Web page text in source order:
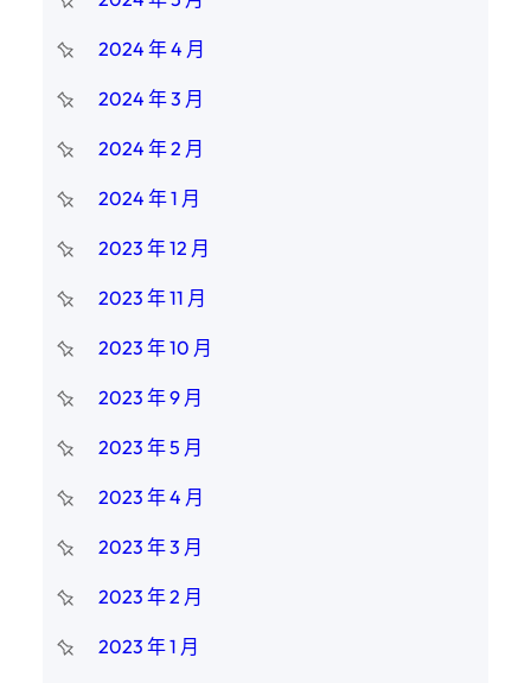
2024 年 4 月
2024 年 3 月
2024 年 2 月
2024 年 1 月
2023 年 12 月
2023 年 11 月
2023 年 10 月
2023 年 9 月
2023 年 5 月
2023 年 4 月
2023 年 3 月
2023 年 2 月
2023 年 1 月